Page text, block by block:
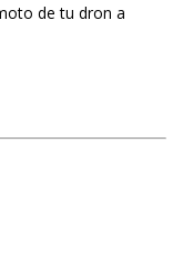
de tu dron a